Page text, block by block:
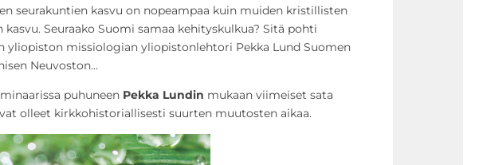
seurakuntien kasvu on nopeampaa kuin muiden kristillisten
kasvu. Seuraako Suomi samaa kehityskulkua? Sitä pohti
yliopiston missiologian yliopistonlehtori Pekka Lund Suomen
Neuvoston…
puhuneen Pekka Lundin mukaan viimeiset sata
olleet kirkkohistoriallisesti suurten muutosten aikaa.